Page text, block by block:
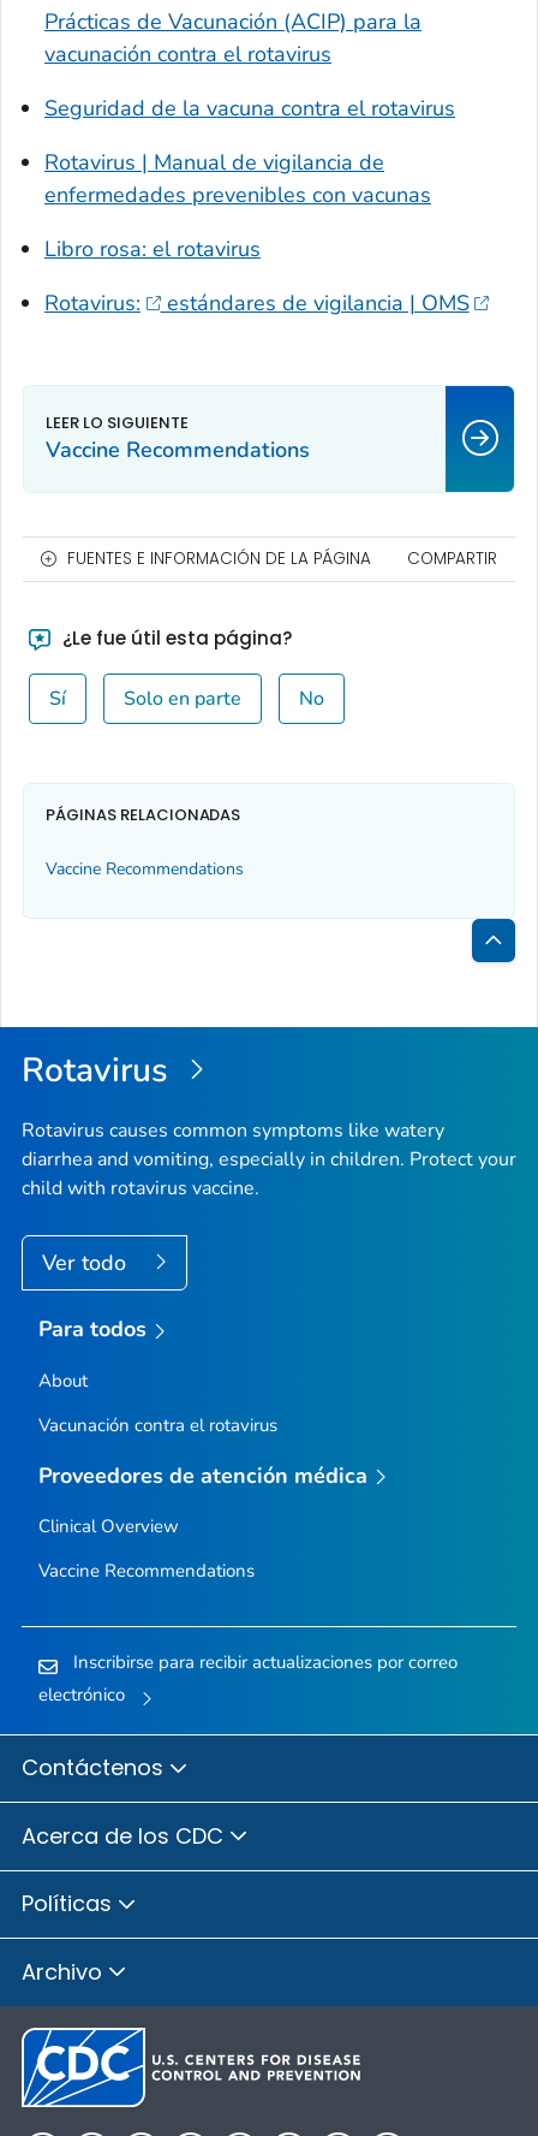
Prácticas de Vacunación (ACIP) para la
vacunación contra el rotavirus
Seguridad de la vacuna contra el rotavirus
Rotavirus | Manual de vigilancia de
enfermedades prevenibles con vacunas
Libro rosa: el rotavirus
Rotavirus:
estándares de vigilancia | OMS
Vaccine Recommendations
FUENTES E INFORMACIÓN DE LA PÁGINA COMPARTIR
¿Le fue útil esta página?
Sí Solo en parte No
PÁGINAS RELACIONADAS
Vaccine Recommendations
la
Rotavirus
Rotavirus causes common symptoms like watery
diarrhea and vomiting, especially in children. Protect your
child with rotavirus vaccine.
Ver todo
Para todos
About
Vacunación contra el rotavirus
Proveedores de atención médica
Clinical Overview
Vaccine Recommendations
Inscribirse para recibir actualizaciones por correo
electrónico
Contáctenos
Acerca de los CDC
Políticas
Archivo